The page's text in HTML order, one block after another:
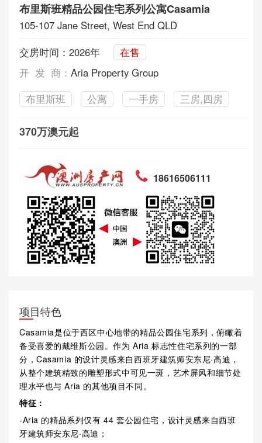
布里斯班精品公园住宅系列公寓Casamia
105-107 Jane Street, West End QLD
交房时间：2026年
在售
开 发 商： Aria Property Group
布里斯班
公寓 一手房 三房,四房
370万澳元起
18616506111
项目特色
Casamia是位于西区中心地带的精品公园住宅系列，俯瞰着
备受喜爱的戴维斯公园。作为 Aria 标志性住宅系列的一部
分，Casamia 的设计灵感来自西班牙建筑师安东尼·高迪，
从整个建筑精致的雕塑形式中可见一斑，艺术屏风和细节处
理水平也与 Aria 的其他项目不同。
特征：
-Aria 的精品系列仅有 44 套公园住宅，设计灵感来自西班
牙建筑师安东尼·高迪；